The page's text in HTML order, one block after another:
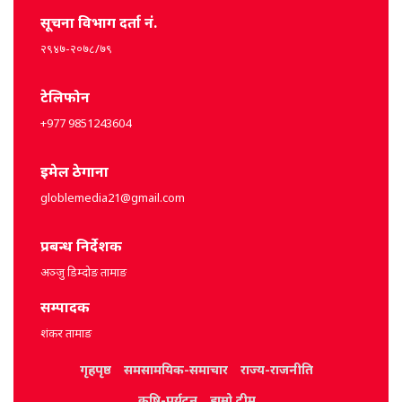
सूचना विभाग दर्ता नं.
२९४७-२०७८/७९
टेलिफोन
+977 9851243604
इमेल ठेगाना
globlemedia21@gmail.com
प्रबन्ध निर्देशक
अञ्जु डिम्दोङ तामाङ
सम्पादक
शंकर तामाङ
गृहपृष्ठ समसामयिक-समाचार
राज्य-राजनीति